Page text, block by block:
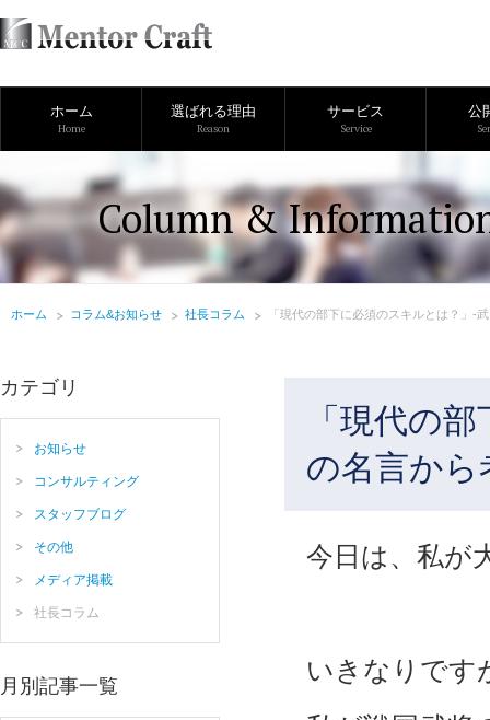
ホーム
Home
選ばれる理由
Reason
サービス
Service
公
Column &
ホーム コラム&お知らせ 社長コラム 「現代の部下に必須のスキルとは？」-
「現代の
の名言から
今日は、私が
いきなりです
カテゴリ
お知らせ
コンサルティング
スタッフブログ
その他
メディア掲載
社長コラム
月別記事一覧